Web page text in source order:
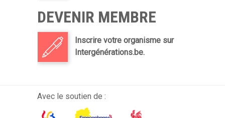
DEVENIR MEMBRE
Inscrire votre organisme sur
Intergénérations.be.
Avec le soutien de :